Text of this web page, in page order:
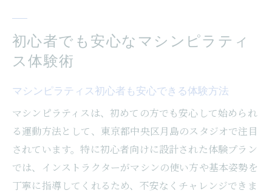
初心者でも安心なマシンピラティ
ス体験術
マシンピラティス初心者も安心できる体験方法
マシンピラティスは、初めての方でも安心して始められ
る運動方法として、東京都中央区月島のスタジオで注目
されています。特に初心者向けに設計された体験プラン
では、インストラクターがマシンの使い方や基本姿勢を
丁寧に指導してくれるため、不安なくチャレンジできま